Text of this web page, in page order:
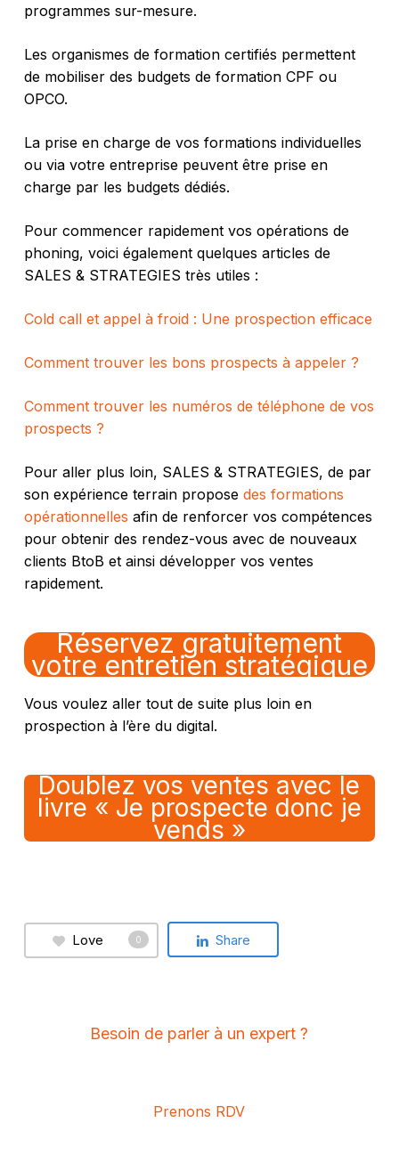
programmes sur-mesure.
Les organismes de formation certifiés permettent
de mobiliser des budgets de formation CPF ou
OPCO.
La prise en charge de vos formations individuelles
ou via votre entreprise peuvent être prise en
charge par les budgets dédiés.
Pour commencer rapidement vos opérations de
phoning, voici également quelques articles de
SALES & STRATEGIES très utiles :
Cold call et appel à froid : Une prospection efficace
Comment trouver les bons prospects à appeler ?
Comment trouver les numéros de téléphone de vos
prospects ?
Pour aller plus loin, SALES & STRATEGIES, de par
son expérience terrain propose des formations
opérationnelles afin de renforcer vos compétences
pour obtenir des rendez-vous avec de nouveaux
clients BtoB et ainsi développer vos ventes
rapidement.
Réservez gratuitement
votre entretien stratégique
Vous voulez aller tout de suite plus loin en
prospection à l’ère du digital.
Doublez vos ventes avec le
livre « Je prospecte donc je
vends »
Love 0 Share
Besoin de parler à un expert ?
Prenons RDV